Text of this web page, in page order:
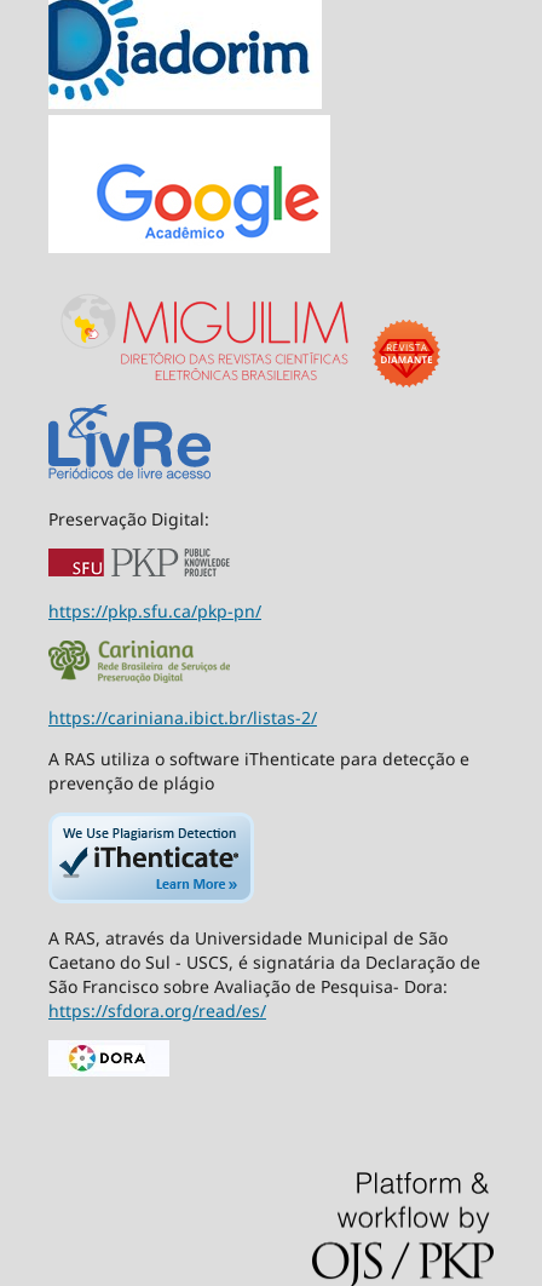
Preservação Digital:
https://pkp.sfu.ca/pkp-pn/
https://cariniana.ibict.br/listas-2/
A RAS utiliza o software iThenticate para detecção e
prevenção de plágio
A RAS, através da Universidade Municipal de São
Caetano do Sul - USCS, é signatária da Declaração de
São Francisco sobre Avaliação de Pesquisa- Dora:
https://sfdora.org/read/es/